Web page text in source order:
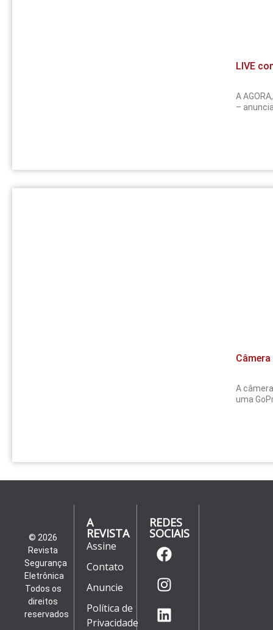
LIVE
A
–
A
uma
© 2026
Revista
Segurança
Eletrônica
Todos os
direitos
reservados
A
REVISTA
Assine
Contato
Anuncie
Política de
Privacidade
REDES
SOCIAIS